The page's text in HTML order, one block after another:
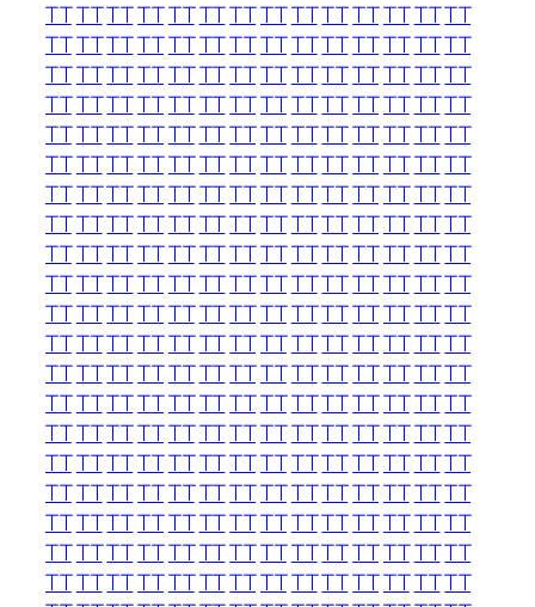
TTTTTTTTTTTTTTTTTTTTTTTTTTTT
TTTTTTTTTTTTTTTTTTTTTTTTTTTT
TTTTTTTTTTTTTTTTTTTTTTTTTTTT
TTTTTTTTTTTTTTTTTTTTTTTTTTTT
TTTTTTTTTTTTTTTTTTTTTTTTTTTT
TTTTTTTTTTTTTTTTTTTTTTTTTTTT
TTTTTTTTTTTTTTTTTTTTTTTTTTTT
TTTTTTTTTTTTTTTTTTTTTTTTTTTT
TTTTTTTTTTTTTTTTTTTTTTTTTTTT
TTTTTTTTTTTTTTTTTTTTTTTTTTTT
TTTTTTTTTTTTTTTTTTTTTTTTTTTT
TTTTTTTTTTTTTTTTTTTTTTTTTTTT
TTTTTTTTTTTTTTTTTTTTTTTTTTTT
TTTTTTTTTTTTTTTTTTTTTTTTTTTT
TTTTTTTTTTTTTTTTTTTTTTTTTTTT
TTTTTTTTTTTTTTTTTTTTTTTTTTTT
TTTTTTTTTTTTTTTTTTTTTTTTTTTT
TTTTTTTTTTTTTTTTTTTTTTTTTTTT
TTTTTTTTTTTTTTTTTTTTTTTTTTTT
TTTTTTTTTTTTTTTTTTTTTTTTTTTT